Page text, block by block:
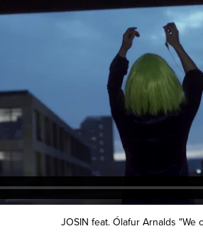
JOSIN feat. Ólafur Arnalds "We